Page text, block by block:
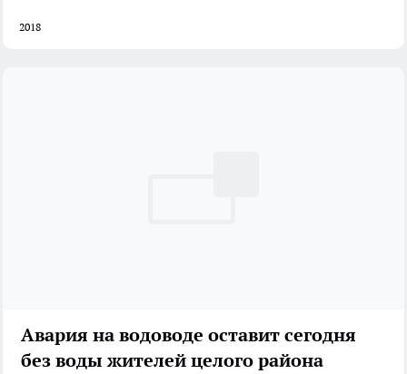
2018
Авария на водоводе оставит сегодня
без воды жителей целого района